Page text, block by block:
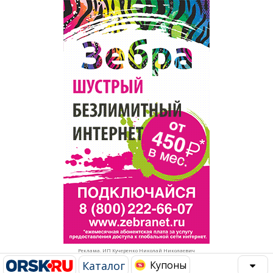
Реклама. ИП Кучеренко Николай Николаевич
Каталог Купоны
Рестораны, кафе, бары
Развлечения и отдых
Спорт Фитнес
Недвижимость
Красота Косметология
Торговля
Бизнес и финансы
Юристы, Экспертиза, Страхование
Ремонт
Социальные организации
Это интересно
Администрация
Популярное →